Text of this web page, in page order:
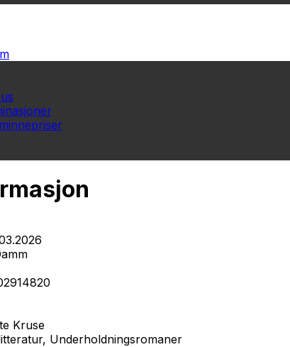
Kruse
Underholdningsromaner